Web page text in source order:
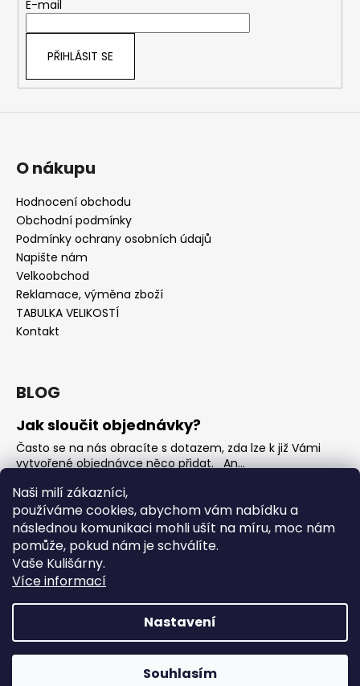
Naši milí zákazníci,
používáme cookies, abychom vám nabídku a
následnou komunikaci mohli ušít na míru, moc nám
pomůže, pokud nám je schválíte.
Vaše Kulišárny.
Více informací
Nastavení
Souhlasím
‼️ DO DNEŠNÍ PŮLNOCI‼️ ‼️ Sleva až 50% na Všechno zboží z
E-mail
PŘIHLÁSIT SE
O nákupu
Hodnocení obchodu
Obchodní podmínky
Podmínky ochrany osobních údajů
Napište nám
Velkoobchod
Reklamace, výměna zboží
TABULKA VELIKOSTÍ
Kontakt
BLOG
Jak sloučit objednávky?
Často se na nás obracíte s dotazem, zda lze k již Vámi
vytvořené objednávce něco přidat. An...
Jak vybrat rostoucí overal na jaro?
Nejčastější otázka, kterou od Vás teď dostáváme je, jak
vybrat rostoucí overal na nadcházející jarní...
OVERALY jaké jsou mezi nimi rozdíly
Overaly jsou velmi oblíbeným kouskem. Snadno se
oblékají, nevykasávají se a přebalování je hračka. ...
Copyright 2026Kulišárny. Všechna práva vyhrazena.
Upravit nastavení cookies